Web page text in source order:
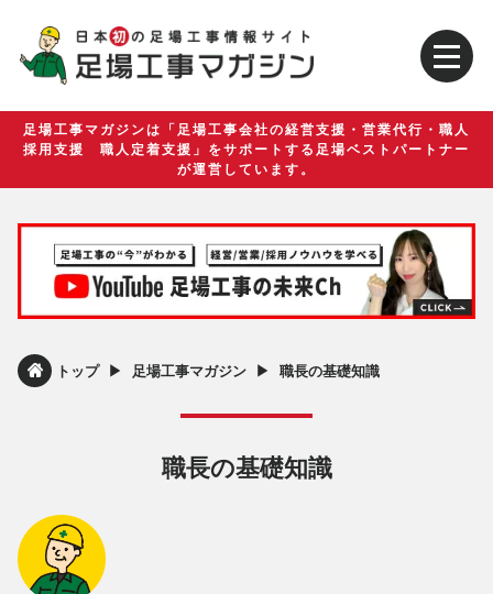
足場工事マガジンは「足場工事会社の経営支援・営業代行・職人
採用支援 職人定着支援」をサポートする足場ベストパートナー
が運営しています。
トップ ▶︎ 足場工事マガジン ▶︎ 職長の基礎知識
職長の基礎知識